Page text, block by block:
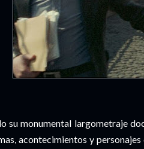
su monumental largometraje
acontecimientos y